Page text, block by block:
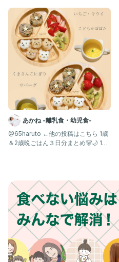
あかね -離乳食・幼児食-
@65haruto ←他の投稿はこちら 1歳
＆2歳晩ごはん３日分まとめ🐻🌙 1歳